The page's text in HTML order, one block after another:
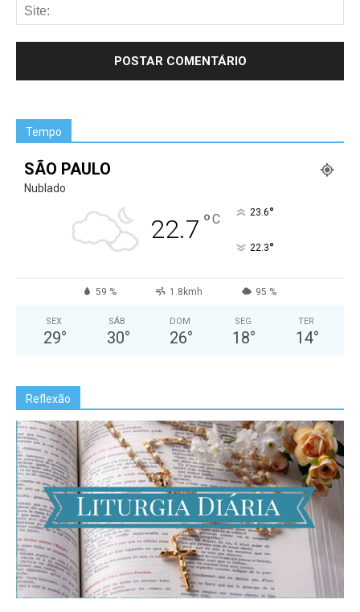
Tempo
SÃO PAULO
Nublado
22.7 °C 23.6°
22.3°
59 % 1.8kmh 95 %
SEX
29°
SÁB
30°
DOM
26°
SEG
18°
TER
14°
Reflexão